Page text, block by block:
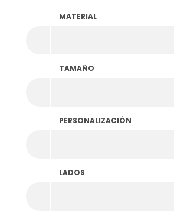
MATERIAL
TAMAÑO
PERSONALIZACIÓN
LADOS